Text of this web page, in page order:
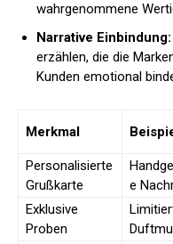
wahrgenommene
Narrative Einbindung:
erzählen, die die
Kunden emotional
Merkmal
Personalisierte
Grußkarte
e
Exklusive
Proben